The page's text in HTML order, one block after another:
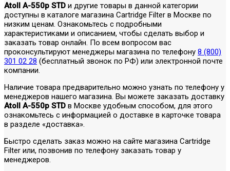
Atoll A-550p STD и другие товары в данной категории
доступны в каталоге магазина Cartridge Filter в Москве по
низким ценам. Ознакомьтесь с подробными
характеристиками и описанием, чтобы сделать выбор и
заказать товар онлайн. По всем вопросом вас
проконсультируют менеджеры магазина по телефону 8 (800)
301 02 28 (бесплатный звонок по РФ) или электронной почте
компании.
Наличие товара предварительно можно узнать по телефону у
менеджеров нашего магазина. Вы можете заказать доставку
Atoll A-550p STD в Москве удобным способом, для этого
ознакомьтесь с информацией о доставке в карточке товара
в разделе «доставка».
Быстро сделать заказ можно на сайте магазина Cartridge
Filter или, позвонив по телефону заказать товар у
менеджеров.